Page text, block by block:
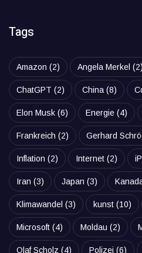
Tags
Amazon (2) Angela Merkel (2)
ChatGPT (2) China (8)
Elon Musk (6) Energie (4)
Frankreich (2) Gerhard
Inflation (2) Internet (2)
Iran (3) Japan (3)
Klimawandel (3) kunst (10)
Microsoft (4) Moldau (2)
Olaf Scholz (4) Polizei (6)